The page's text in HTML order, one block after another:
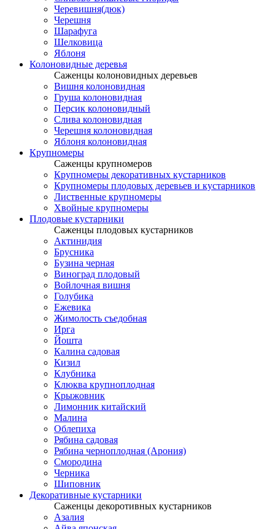
Черевишня(дюк)
Черешня
Шарафуга
Шелковица
Яблоня
Колоновидные деревья
Саженцы колоновидных деревьев
Вишня колоновидная
Груша колоновидная
Персик колоновидный
Слива колоновидная
Черешня колоновидная
Яблоня колоновидная
Крупномеры
Саженцы крупномеров
Крупномеры декоративных кустарников
Крупномеры плодовых деревьев и кустарников
Лиственные крупномеры
Хвойные крупномеры
Плодовые кустарники
Саженцы плодовых кустарников
Актинидия
Брусника
Бузина черная
Виноград плодовый
Войлочная вишня
Голубика
Ежевика
Жимолость съедобная
Ирга
Йошта
Калина садовая
Кизил
Клубника
Клюква крупноплодная
Крыжовник
Лимонник китайский
Малина
Облепиха
Рябина садовая
Рябина черноплодная (Арония)
Смородина
Черника
Шиповник
Декоративные кустарники
Саженцы декоротивных кустарников
Азалия